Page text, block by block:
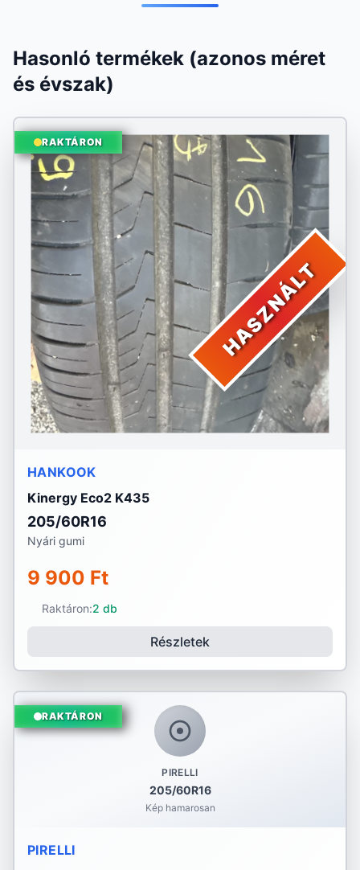
Hasonló termékek (azonos méret
és évszak)
HASZNÁLT
RAKTÁRON
HANKOOK
Kinergy Eco2 K435
205/60R16
Nyári gumi
9 900 Ft
Raktáron:2 db
Részletek
PIRELLI
205/60R16
Kép hamarosan
RAKTÁRON
PIRELLI